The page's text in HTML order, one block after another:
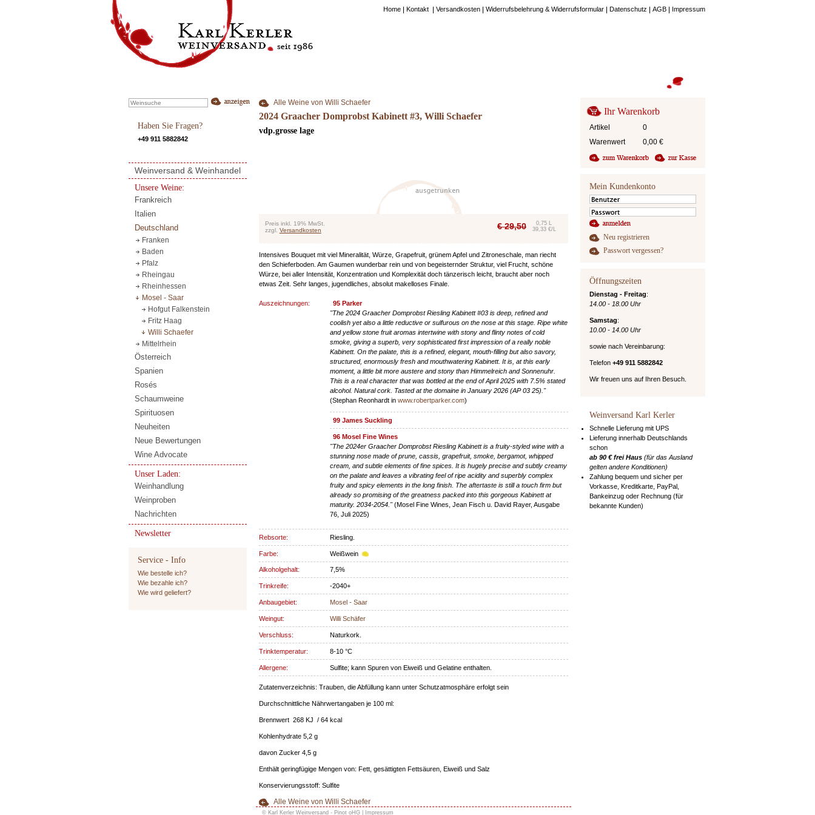
Home Kontakt Versandkosten Widerrufsbelehrung & Widerrufsformular Datenschutz AGB Impressum
Alle Weine von Willi Schaefer
2024 Graacher Domprobst Kabinett #3, Willi Schaefer
vdp.grosse lage
Preis inkl. 19% MwSt.
zzgl. Versandkosten €29,50
0,75 L
39,33 €/L
Intensives Bouquet mit viel Mineralität, Würze, Grapefruit, grünem Apfel und Zitroneschale, man riecht
den Schieferboden. Am Gaumen wunderbar rein und von begeisternder Struktur, viel Frucht, schöne
Würze, bei aller Intensität, Konzentration und Komplexität doch tänzerisch leicht, braucht aber noch
etwas Zeit. Sehr langes, jugendliches, absolut makelloses Finale.
Auszeichnungen:
95 Parker
"The 2024 Graacher Domprobst Riesling Kabinett #03 is deep, refined and
coolish yet also a little reductive or sulfurous on the nose at this stage. Ripe white
and yellow stone fruit aromas intertwine with stony and flinty notes of cold
smoke, giving a superb, very sophisticated first impression of a really noble
Kabinett. On the palate, this is a refined, elegant, mouth-filling but also savory,
structured, enormously fresh and mouthwatering Kabinett. It is, at this early
moment, a little bit more austere and stony than Himmelreich and Sonnenuhr.
This is a real character that was bottled at the end of April 2025 with 7.5% stated
alcohol. Natural cork. Tasted at the domaine in January 2026 (AP 03 25)."
(Stephan Reonhardt inwww.robertparker.com)
99 James Suckling
96 Mosel Fine Wines
"The 2024er Graacher Domprobst Riesling Kabinett is a fruity-styled wine with a
stunning nose made of prune, cassis, grapefruit, smoke, bergamot, whipped
cream, and subtle elements of fine spices. It is hugely precise and subtly creamy
on the palate and leaves a vibrating feel of ripe acidity and superbly complex
fruity and spicy elements in the long finish. The aftertaste is still a touch firm but
already so promising of the greatness packed into this gorgeous Kabinett at
maturity. 2034-2054."(Mosel Fine Wines, Jean Fisch u. David Rayer, Ausgabe
76, Juli 2025)
Rebsorte: Riesling.
Farbe: Weißwein
Alkoholgehalt: 7,5%
Trinkreife: -2040+
Anbaugebiet: Mosel - Saar
Weingut: Willi Schäfer
Verschluss: Naturkork.
Trinktemperatur: 8-10 °C
Allergene: Sulfite; kann Spuren von Eiweiß und Gelatine enthalten.
Zutatenverzeichnis: Trauben, die Abfüllung kann unter Schutzatmosphäre erfolgt sein
Durchschnittliche Nährwertangaben je 100 ml:
Brennwert 268 KJ / 64 kcal
Kohlenhydrate 5,2 g
davon Zucker 4,5 g
Enthält geringfügige Mengen von: Fett, gesättigten Fettsäuren, Eiweiß und Salz
Konservierungsstoff: Sulfite
Alle Weine von Willi Schaefer
Haben Sie Fragen?
+49 911 5882842
Weinversand & Weinhandel
Unsere Weine:
Frankreich
Italien
Deutschland
Franken
Baden
Pfalz
Rheingau
Rheinhessen
Mosel - Saar
Hofgut Falkenstein
Fritz Haag
Willi Schaefer
Mittelrhein
Österreich
Spanien
Rosés
Schaumweine
Spirituosen
Neuheiten
Neue Bewertungen
Wine Advocate
Unser Laden:
Weinhandlung
Weinproben
Nachrichten
Newsletter
Service - Info
Wie bestelle ich?
Wie bezahle ich?
Wie wird geliefert?
Ihr Warenkorb
Artikel
0
Warenwert
0,00 €
Mein Kundenkonto
Neu registrieren
Passwort vergessen?
Öffnungszeiten
Dienstag - Freitag:
14.00 - 18.00 Uhr
Samstag:
10.00 - 14.00 Uhr
sowie nach Vereinbarung:
Telefon +49 911 5882842
Wir freuen uns auf Ihren Besuch.
Weinversand Karl Kerler
Schnelle Lieferung mit UPS
Lieferung innerhalb Deutschlands
schon
ab 90 € frei Haus(für das Ausland
gelten andere Konditionen)
Zahlung bequem und sicher per
Vorkasse, Kreditkarte, PayPal,
Bankeinzug oder Rechnung (für
bekannte Kunden)
© Karl Kerler Weinversand - Pinot oHG | Impressum